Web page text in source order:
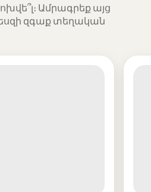
Ամրագրեք այց
զգաք տեղական